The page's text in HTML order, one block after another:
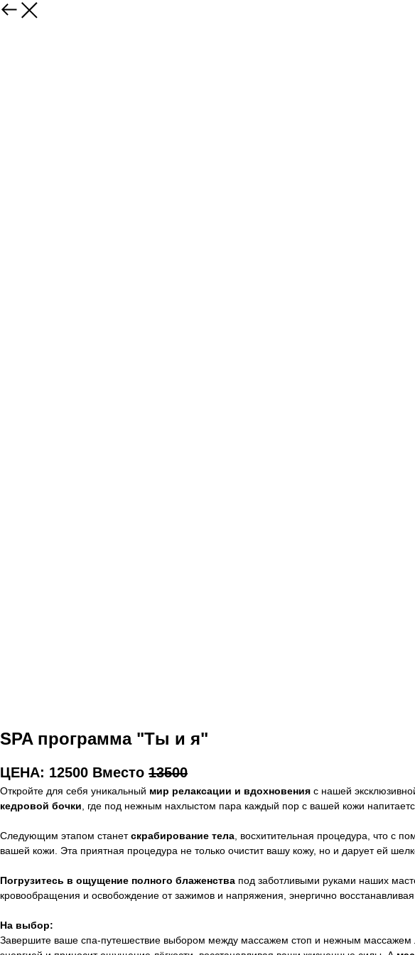
SPA программа "Ты и я"
ЦЕНА: 12500 Вместо 13500
Откройте для себя уникальный мир релаксации и вдохновения с нашей
кедровой бочки , где под нежным нахлыстом пара каждый пор с вашей кожи
Следующим этапом станетскрабирование тела , восхитительная процедура, что с
вашей кожи. Эта приятная процедура не только очистит вашу кожу, но и дарует ей
Погрузитесь в ощущение полного блаженства под заботливыми руками наших
кровообращения и освобождение от зажимов и напряжения, энергично
На выбор:
Завершите ваше спа-путешествие выбором между массажем стоп и нежным массажем